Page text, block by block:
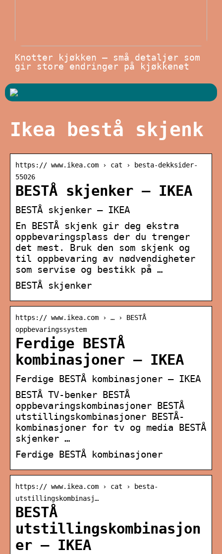
Knotter kjøkken – små detaljer som
gir store endringer på kjøkkenet
Ikea bestå skjenk
https:// www.ikea.com › cat › besta-dekksider-
55026
BESTÅ skjenker – IKEA
BESTÅ skjenker – IKEA
En BESTÅ skjenk gir deg ekstra
oppbevaringsplass der du trenger
det mest. Bruk den som skjenk og
til oppbevaring av nødvendigheter
som servise og bestikk på …
BESTÅ skjenker
https:// www.ikea.com › … › BESTÅ
oppbevaringssystem
Ferdige BESTÅ
kombinasjoner – IKEA
Ferdige BESTÅ kombinasjoner – IKEA
BESTÅ TV-benker BESTÅ
oppbevaringskombinasjoner BESTÅ
utstillingskombinasjoner BESTÅ-
kombinasjoner for tv og media BESTÅ
skjenker …
Ferdige BESTÅ kombinasjoner
https:// www.ikea.com › cat › besta-
utstillingskombinasj…
BESTÅ
utstillingskombinasjon
er – IKEA